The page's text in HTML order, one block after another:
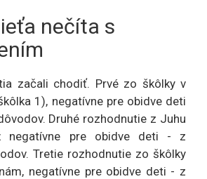
nečíta s
začali chodiť. Prvé zo škôlky v
1), negatívne pre obidve deti
Druhé rozhodnutie z Juhu
negatívne pre obidve deti - z
Tretie rozhodnutie zo škôlky
negatívne pre obidve deti - z